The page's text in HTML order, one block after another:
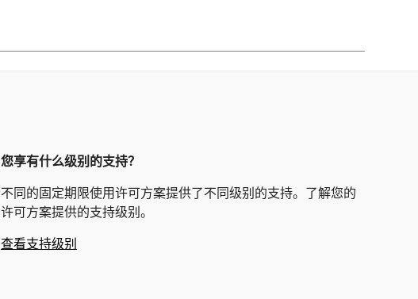
您享有什么级别的支持？
不同的固定期限使用许可方案提供了不同级别的支持。了解您的
许可方案提供的支持级别。
查看支持级别